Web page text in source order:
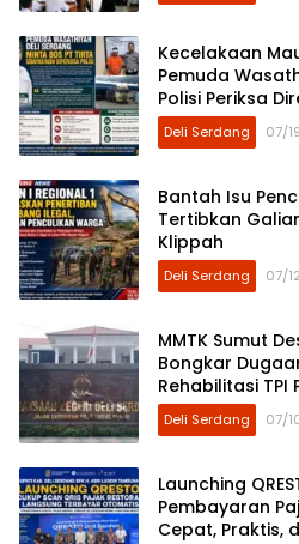
Kecelakaan
Pemuda
Polisi Periksa
Sibayakindo
Deli Serdang 07/
Bantah Isu
Tertibkan
Klippah
Deli Serdang 07/
MMTK Sumut
Bongkar
Rehabilitasi TPI
ASN Berinisial
Bendera Disorot
Deli Serdang 07/
Launching
Pembayaran
Cepat, Praktis,